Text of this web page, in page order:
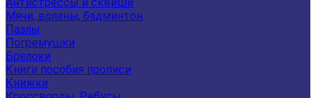
Мячи, воланы, бадминтон
Пазлы
Погремушки
Брелоки
Книги пособия прописи
Книжки